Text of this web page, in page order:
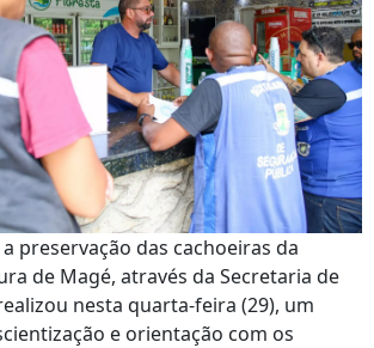
preservação das cachoeiras da
de Magé, através da Secretaria de
nesta quarta-feira (29), um
e orientação com os